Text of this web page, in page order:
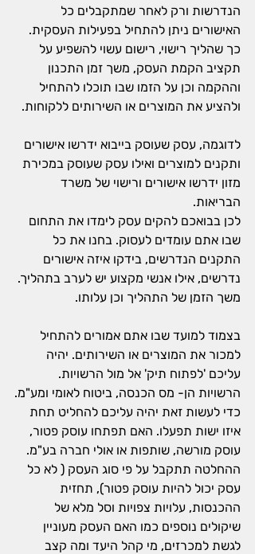
הנדרשות ורק לאחר שמתקבלים כל
האישורים ניתן להתחיל בפעילות העסקית.
כך שהליך רישוי, רישום עשוי להשפיע על
תקציב הקמת העסק, משך זמן התכנון
וההקמה וכן על הזמו שבו תוכלו להתחיל
ולהציע את המוצרים או השירותים ללקוחות.
לדוגמה, עסק שעוסק בייבוא ידרשו אישורים
ותקנים למוצרים ואילו עסק שעוסק במכירת
מזון ידרשו אישורים ורישוי של משרד
הבריאות.
לכן בבואכם להקים עסק לימדו את התחום
שבו אתם עומדים לעסוק. בחנו את כל
התקנים הנדרשים, בידקו איזה אישורים
נדרשים, אילו אנשי מקצוע יש לערב בתהליך.
משך הזמן של התהליך וכן עלותו.
בצמוד למועד שבו אתם אמורים להתחיל
למכור את המוצרים או השירותים. יהיה
עליכם 'לפתוח תיק' אל מול הרשויות.
הרשויות הן- מס הכנסה, ביטוח לאומי ומע"מ.
כדי לעשות זאת יהיה עליכם להחליט תחת
איזו ישות תפעלו. האם תפתחו עוסק פטור,
עוסק מורשה, שותפות או אולי חברה בע"מ.
ההחלטה תתקבל על פי סוג העסק ( לא כל
עסק יכול להיות עוסק פטור), תחזית
ההכנסות, עלויות צפויות וסל מלא של
שיקולים נוספים כמו האם העסק מעוניין
לגשת למכרזים, מי קהל היעד ומה קצב